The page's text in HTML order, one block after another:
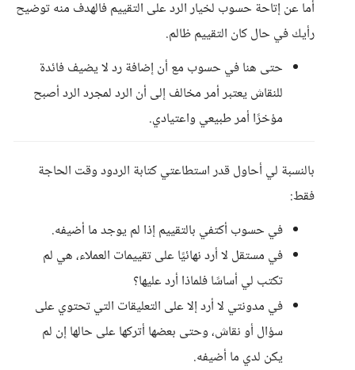
أما عن إتاحة حسوب لخيار الرد على التقييم فالهدف منه توضيح
رأيك في حال كان التقييم ظالم.
حتى هنا في حسوب مع أن إضافة رد لا يضيف فائدة
للنقاش يعتبر أمر مخالف إلى أن الرد لمجرد الرد أصبح
مؤخرًا أمر طبيعي واعتيادي.
بالنسبة لي أحاول قدر استطاعتي كتابة الردود وقت الحاجة
فقط:
في حسوب أكتفي بالتقييم إذا لم يوجد ما أضيفه.
في مستقل لا أرد نهائيًا على تقييمات العملاء، هي لم
تكتب لي أساسًا فلماذا أرد عليها؟
في مدونتي لا أرد إلا على التعليقات التي تحتوي على
سؤال أو نقاش، وحتى بعضها أتركها على حالها إن لم
يكن لدي ما أضيفه.